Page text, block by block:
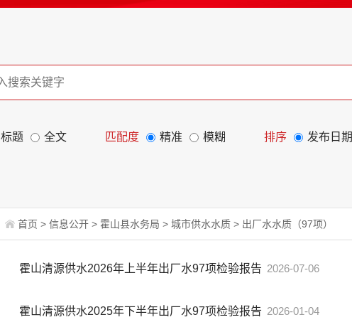
标题 全文 匹配度 精准 模糊 排序 发布日期
首页 > 信息公开 > 霍山县水务局 > 城市供水水质 > 出厂水水质（97项）
霍山清源供水2026年上半年出厂水97项检验报告 2026-07-06
霍山清源供水2025年下半年出厂水97项检验报告 2026-01-04